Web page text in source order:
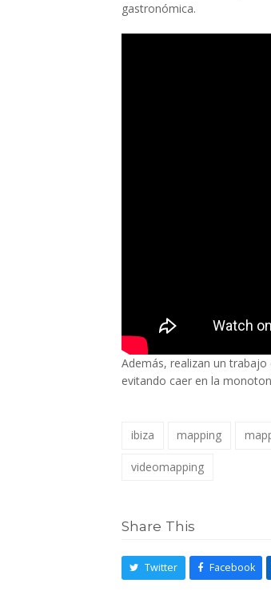
gastronómica.
Además, realizan un
evitando caer en la
ibiza mapping
videomapping
Share This
Twitter Facebook